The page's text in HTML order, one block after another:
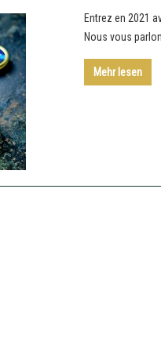
Entrez en 2021
Nous vous
Mehr lesen